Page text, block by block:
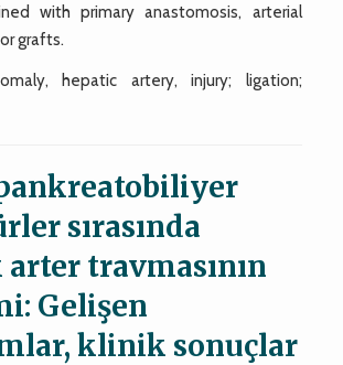
with primary anastomosis, arterial
grafts.
hepatic artery, injury; ligation;
sırasında
travmasının
Gelişen
klinik sonuçlar